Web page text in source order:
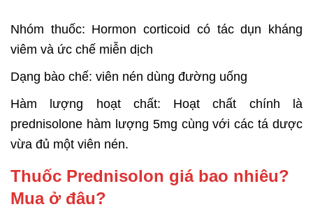
Nhóm thuốc: Hormon corticoid có tác dụn kháng
viêm và ức chế miễn dịch
Dạng bào chế: viên nén dùng đường uống
Hàm lượng hoạt chất: Hoạt chất chính là
prednisolone hàm lượng 5mg cùng với các tá dược
vừa đủ một viên nén.
Thuốc Prednisolon giá bao nhiêu?
Mua ở đâu?